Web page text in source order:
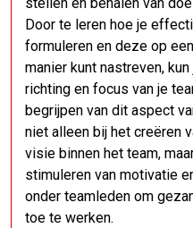
Door te leren hoe je
formuleren en deze op
manier kunt nastreven,
richting en focus van je
begrijpen van dit aspect
niet alleen bij het creëren
visie binnen het team,
stimuleren van motivatie
onder teamleden om
toe te werken.